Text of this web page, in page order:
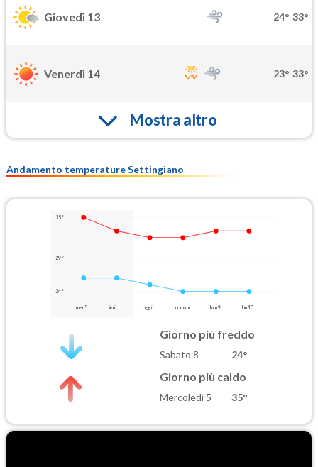
Giovedì 13 24° 33°
Venerdì 14 23° 33°
Mostra altro
Andamento temperature Settingiano
35°
29°
24°
mer 5 ieri oggi domani dom 9 lun 10
Giorno più freddo
Sabato 8 24°
Giorno più caldo
Mercoledì 5 35°